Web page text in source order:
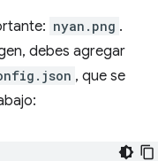
nyan.png .
debes agregar
, que se